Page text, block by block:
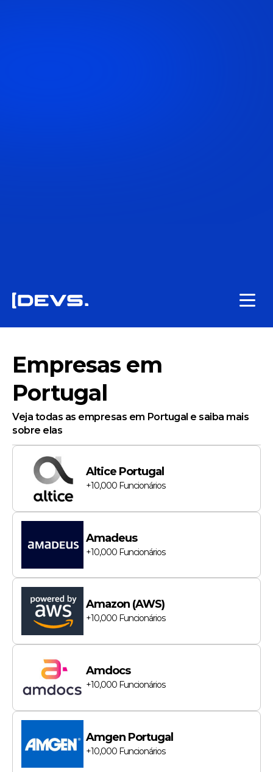
Empresas em
Portugal
Veja todas as empresas em Portugal e saiba mais
sobre elas
Altice Portugal
+10,000 Funcionários
Amadeus
+10,000 Funcionários
Amazon (AWS)
+10,000 Funcionários
Amdocs
+10,000 Funcionários
Amgen Portugal
+10,000 Funcionários